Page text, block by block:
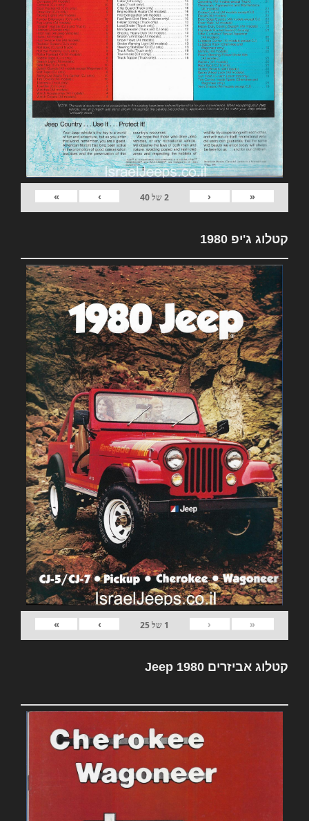
«
‹
2של40
›
»
קטלוג ג'יפ 1980
«
‹
1 של25
›
»
קטלוג אביזרים Jeep 1980